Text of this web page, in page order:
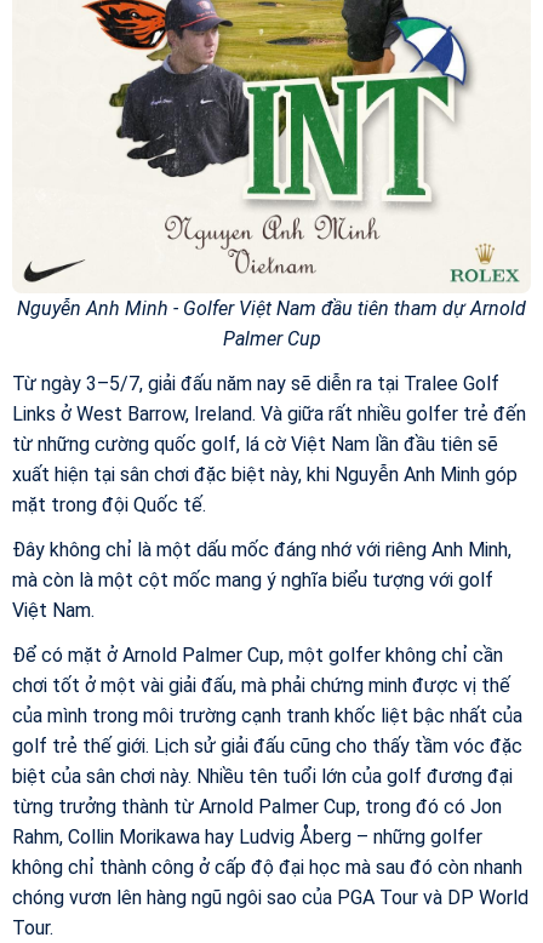
Nguyễn Anh Minh - Golfer Việt Nam đầu tiên tham dự Arnold
Palmer Cup
Từ ngày 3–5/7, giải đấu năm nay sẽ diễn ra tại Tralee Golf
Links ở West Barrow, Ireland. Và giữa rất nhiều golfer trẻ đến
từ những cường quốc golf, lá cờ Việt Nam lần đầu tiên sẽ
xuất hiện tại sân chơi đặc biệt này, khi Nguyễn Anh Minh góp
mặt trong đội Quốc tế.
Đây không chỉ là một dấu mốc đáng nhớ với riêng Anh Minh,
mà còn là một cột mốc mang ý nghĩa biểu tượng với golf
Việt Nam.
Để có mặt ở Arnold Palmer Cup, một golfer không chỉ cần
chơi tốt ở một vài giải đấu, mà phải chứng minh được vị thế
của mình trong môi trường cạnh tranh khốc liệt bậc nhất của
golf trẻ thế giới. Lịch sử giải đấu cũng cho thấy tầm vóc đặc
biệt của sân chơi này. Nhiều tên tuổi lớn của golf đương đại
từng trưởng thành từ Arnold Palmer Cup, trong đó có Jon
Rahm, Collin Morikawa hay Ludvig Åberg – những golfer
không chỉ thành công ở cấp độ đại học mà sau đó còn nhanh
chóng vươn lên hàng ngũ ngôi sao của PGA Tour và DP World
Tour.